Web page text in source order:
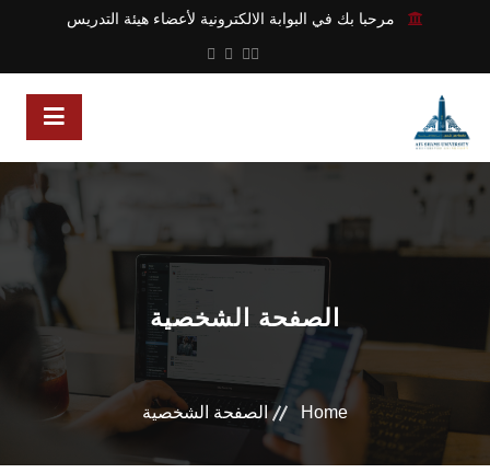
مرحبا بك في البوابة الالكترونية لأعضاء هيئة التدريس
الصفحة الشخصية
Home الصفحة الشخصية